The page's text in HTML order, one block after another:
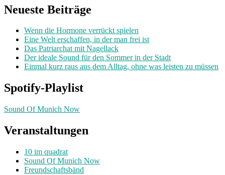
Neueste Beiträge
Wenn die Hormone verrückt spielen
Eine Welt erschaffen, in der man frei ist
Das Patriarchat mit Nagellack
Der ideale Sound für den Sommer in der Stadt
Einmal kurz raus aus dem Alltag, ohne was leisten zu müssen
Spotify-Playlist
Sound Of Munich Now
Veranstaltungen
10 im quadrat
Sound Of Munich Now
Freundschaftsbänd